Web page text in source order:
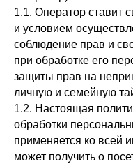
1.1. Оператор ставит
и условием
соблюдение прав и
при обработке его
защиты прав на
личную и семейную
1.2. Настоящая
обработки
применяется ко всей
может получить о